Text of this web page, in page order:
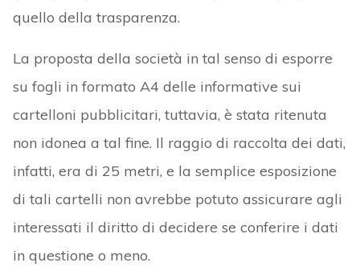
quello della trasparenza.
La proposta della società in tal senso di esporre
su fogli in formato A4 delle informative sui
cartelloni pubblicitari, tuttavia, è stata ritenuta
non idonea a tal fine. Il raggio di raccolta dei dati,
infatti, era di 25 metri, e la semplice esposizione
di tali cartelli non avrebbe potuto assicurare agli
interessati il diritto di decidere se conferire i dati
in questione o meno.